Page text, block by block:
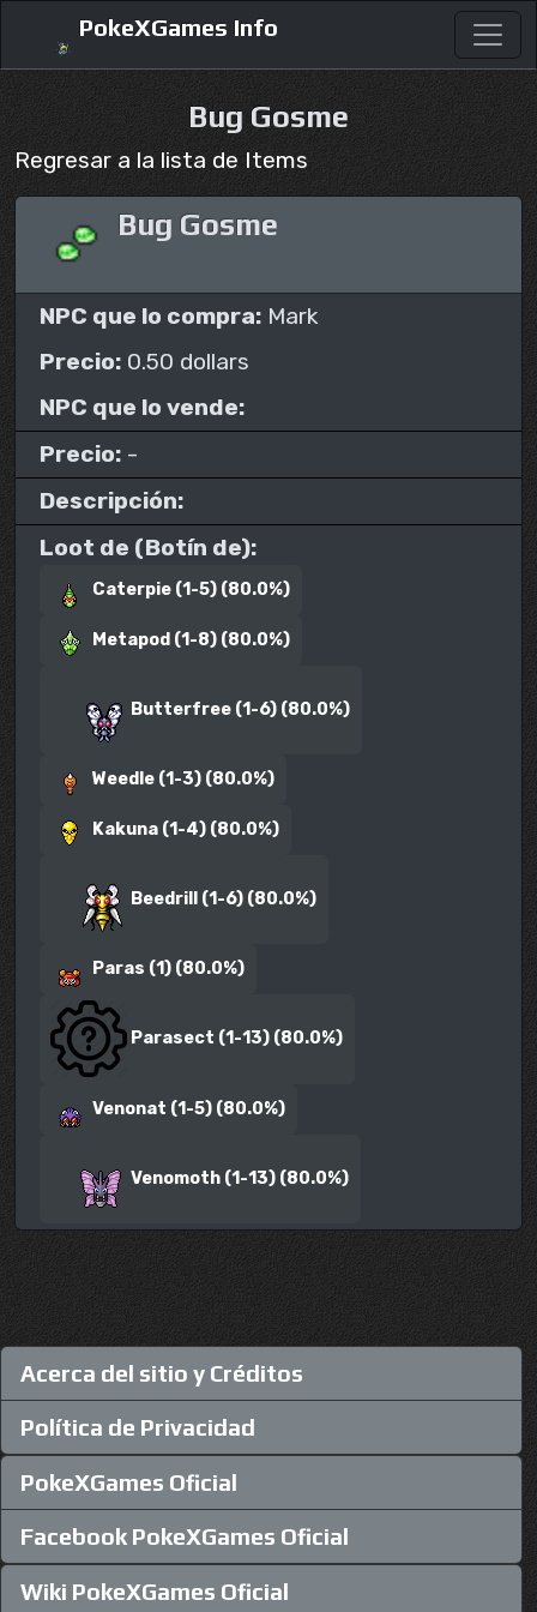
PokeXGames Info
Bug Gosme
Regresar a la lista de Items
Bug Gosme
NPC que lo compra: Mark
Precio: 0.50 dollars
NPC que lo vende:
Precio: -
Descripción:
Loot de (Botín de):
Caterpie (1-5) (80.0%)
Metapod (1-8) (80.0%)
Butterfree (1-6) (80.0%)
Weedle (1-3) (80.0%)
Kakuna (1-4) (80.0%)
Beedrill (1-6) (80.0%)
Paras (1) (80.0%)
Parasect (1-13) (80.0%)
Venonat (1-5) (80.0%)
Venomoth (1-13) (80.0%)
Acerca del sitio y Créditos
Política de Privacidad
PokeXGames Oficial
Facebook PokeXGames Oficial
Wiki PokeXGames Oficial